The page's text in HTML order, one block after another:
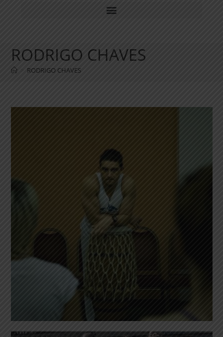
RODRIGO CHAVES
RODRIGO CHAVES